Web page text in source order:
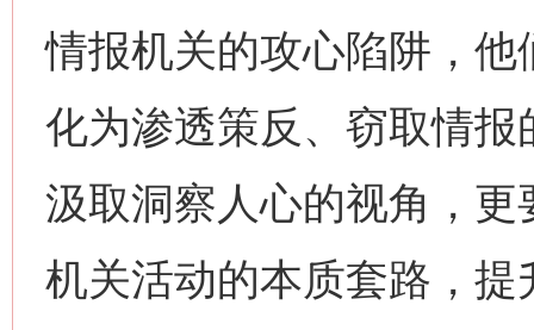
情报机关的攻心陷阱，
化为渗透策反、窃取情
汲取洞察人心的视角，
机关活动的本质套路，